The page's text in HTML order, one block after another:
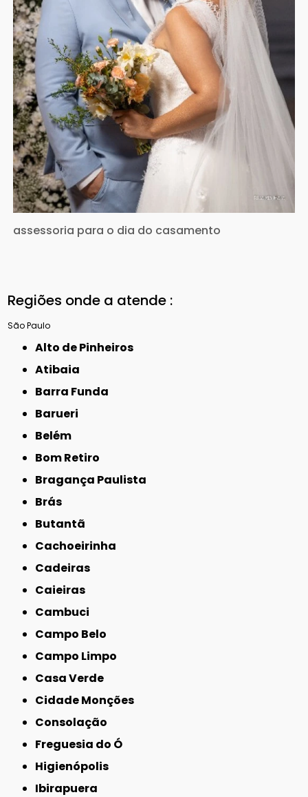
assessoria para o dia do casamento
Regiões onde a atende :
São Paulo
Alto de Pinheiros
Atibaia
Barra Funda
Barueri
Belém
Bom Retiro
Bragança Paulista
Brás
Butantã
Cachoeirinha
Cadeiras
Caieiras
Cambuci
Campo Belo
Campo Limpo
Casa Verde
Cidade Monções
Consolação
Freguesia do Ó
Higienópolis
Ibirapuera